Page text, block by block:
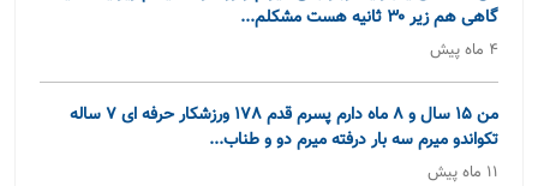
گاهی هم زیر ۳۰ ثانیه هست مشکلم...
4 ماه پیش
من 15 سال و 8 ماه دارم پسرم قدم 178 ورزشکار حرفه ای 7 ساله
تکواندو میرم سه بار درفته میرم دو و طناب...
11 ماه پیش